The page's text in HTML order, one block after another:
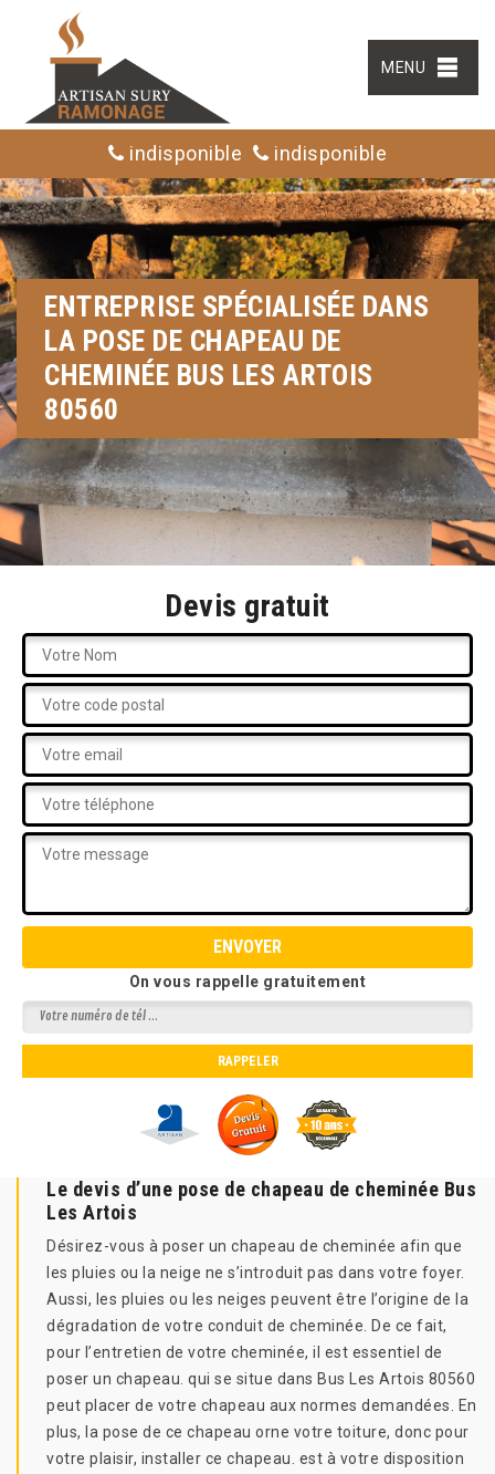
MENU
indisponible indisponible
ENTREPRISE SPÉCIALISÉE DANS
LA POSE DE CHAPEAU DE
CHEMINÉE BUS LES ARTOIS
80560
Devis gratuit
On vous rappelle gratuitement
Le devis d’une pose de chapeau de cheminée Bus
Les Artois
Désirez-vous à poser un chapeau de cheminée afin que
les pluies ou la neige ne s’introduit pas dans votre foyer.
Aussi, les pluies ou les neiges peuvent être l’origine de la
dégradation de votre conduit de cheminée. De ce fait,
pour l’entretien de votre cheminée, il est essentiel de
poser un chapeau. qui se situe dans Bus Les Artois 80560
peut placer de votre chapeau aux normes demandées. En
plus, la pose de ce chapeau orne votre toiture, donc pour
votre plaisir, installer ce chapeau. est à votre disposition